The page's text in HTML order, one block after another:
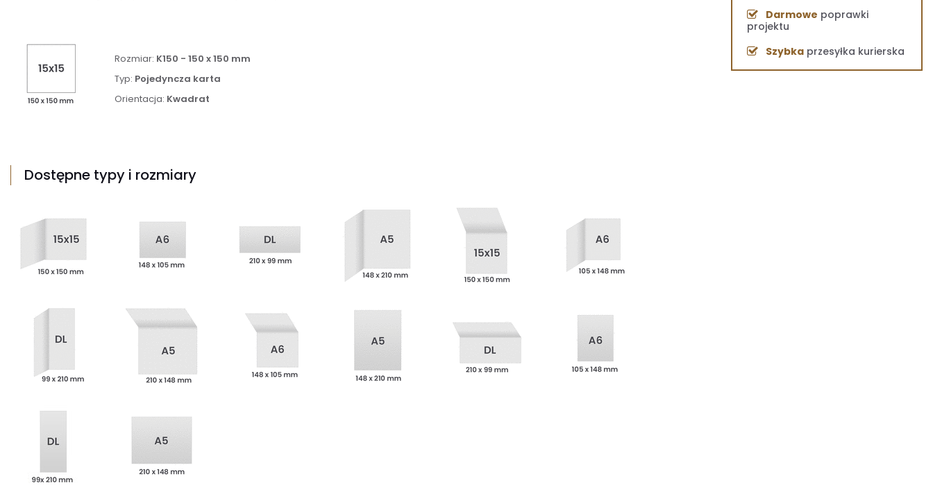
Rozmiar: K150 - 150 x 150 mm
Typ: Pojedyncza karta
Orientacja: Kwadrat
Dostępne typy i rozmiary
Darmowe poprawki
projektu
Szybka przesyłka kurierska